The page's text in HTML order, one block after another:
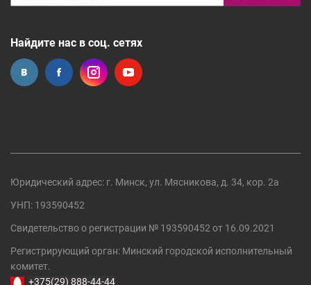
Найдите нас в соц. сетях
Юридический адрес: г. Минск, ул. Мясникова, д. 34, кор. 2а
УНП: 193590452
Свидетельство о регистрации № 193590452 от 16.09.2021
Регистрирующий орган: Минский городской исполнительный
комитет.
+375(29) 888-44-44